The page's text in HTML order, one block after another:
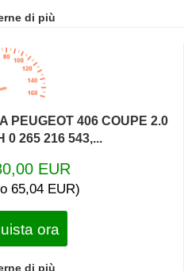
di più
PEUGEOT 406 COUPE 2.0
0 265 216 543,...
EUR
65,04 EUR)
ora
di più